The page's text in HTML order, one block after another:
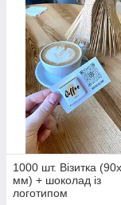
1000 шт. Візитка
мм) + шоколад із
логотипом